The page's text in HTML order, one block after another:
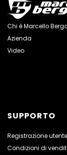
Chi è Marcello
Azienda
Video
SUPPORTO
Registrazione utente
Condizioni di